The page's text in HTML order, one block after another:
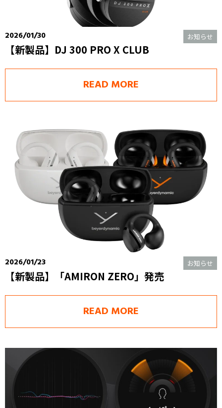
2026/01/30 お知らせ
【新製品】DJ 300 PRO X CLUB
READ MORE
2026/01/23 お知らせ
【新製品】「AMIRON ZERO」発売
READ MORE